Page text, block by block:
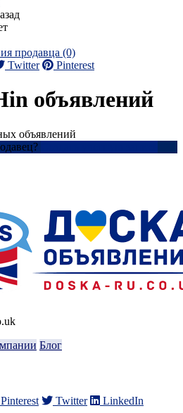
продавца (0)
Twitter Pinterest
объявлений
объявлений
Блог
Pinterest Twitter LinkedIn